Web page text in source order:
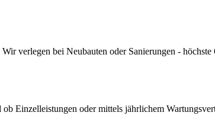
verlegen bei Neubauten oder Sanierungen -
Einzelleistungen oder mittels jährlichem